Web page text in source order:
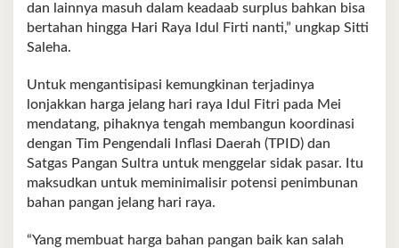
dan lainnya masuh dalam keadaab surplus bahkan bisa
bertahan hingga Hari Raya Idul Firti nanti,” ungkap Sitti
Saleha.
Untuk mengantisipasi kemungkinan terjadinya
lonjakkan harga jelang hari raya Idul Fitri pada Mei
mendatang, pihaknya tengah membangun koordinasi
dengan Tim Pengendali Inflasi Daerah (TPID) dan
Satgas Pangan Sultra untuk menggelar sidak pasar. Itu
maksudkan untuk meminimalisir potensi penimbunan
bahan pangan jelang hari raya.
“Yang membuat harga bahan pangan baik kan salah